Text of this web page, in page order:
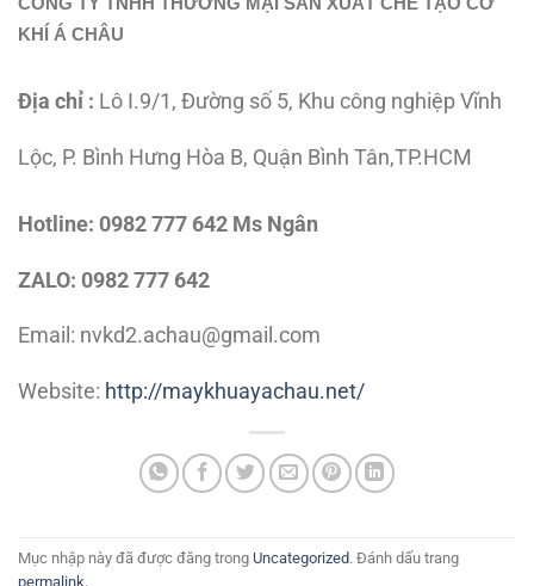
KHÍ Á CHÂU
Địa chỉ : Lô I.9/1, Đường số 5, Khu công nghiệp Vĩnh
Lộc, P. Bình Hưng Hòa B, Quận Bình Tân,TP.HCM
Hotline: 0982 777 642 Ms Ngân
ZALO: 0982 777 642
Email: nvkd2.achau@gmail.com
Website: http://maykhuayachau.net/
Mục nhập này đã được đăng trong Uncategorized. Đánh dấu trang
permalink.